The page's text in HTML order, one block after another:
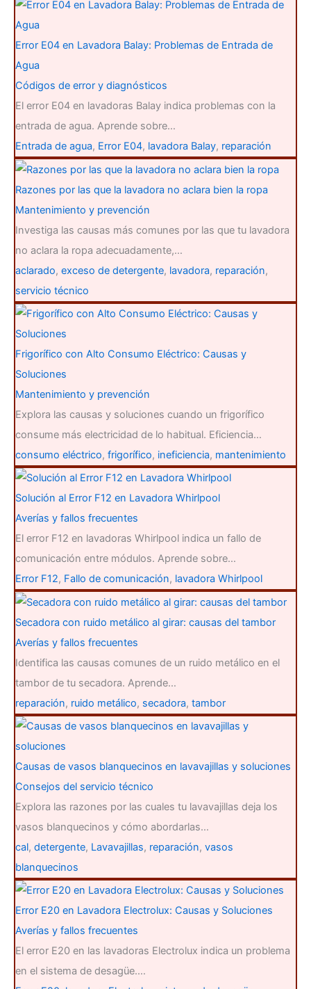
Error E04 en Lavadora Balay: Problemas de Entrada de
Agua
Códigos de error y diagnósticos
El error E04 en lavadoras Balay indica problemas con la
entrada de agua. Aprende sobre…
Entrada de agua, Error E04, lavadora Balay, reparación
Razones por las que la lavadora no aclara bien la ropa
Mantenimiento y prevención
Investiga las causas más comunes por las que tu lavadora
no aclara la ropa adecuadamente,…
aclarado, exceso de detergente, lavadora, reparación,
servicio técnico
Frigorífico con Alto Consumo Eléctrico: Causas y
Soluciones
Mantenimiento y prevención
Explora las causas y soluciones cuando un frigorífico
consume más electricidad de lo habitual. Eficiencia…
consumo eléctrico, frigorífico, ineficiencia, mantenimiento
Solución al Error F12 en Lavadora Whirlpool
Averías y fallos frecuentes
El error F12 en lavadoras Whirlpool indica un fallo de
comunicación entre módulos. Aprende sobre…
Error F12, Fallo de comunicación, lavadora Whirlpool
Secadora con ruido metálico al girar: causas del tambor
Averías y fallos frecuentes
Identifica las causas comunes de un ruido metálico en el
tambor de tu secadora. Aprende…
reparación, ruido metálico, secadora, tambor
Causas de vasos blanquecinos en lavavajillas y soluciones
Consejos del servicio técnico
Explora las razones por las cuales tu lavavajillas deja los
vasos blanquecinos y cómo abordarlas…
cal, detergente, Lavavajillas, reparación, vasos
blanquecinos
Error E20 en Lavadora Electrolux: Causas y Soluciones
Averías y fallos frecuentes
El error E20 en las lavadoras Electrolux indica un problema
en el sistema de desagüe.…